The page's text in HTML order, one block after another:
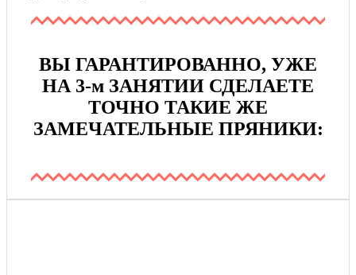
ВЫ ГАРАНТИРОВАННО, УЖЕ
НА 3-м ЗАНЯТИИ СДЕЛАЕТЕ
ТОЧНО ТАКИЕ ЖЕ
ЗАМЕЧАТЕЛЬНЫЕ ПРЯНИКИ: